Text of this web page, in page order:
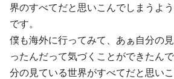
界のすべてだと思いこんでしまうよ
です。
僕も海外に行ってみて、あぁ自分の
ったんだって気づくことができたん
分の見ている世界がすべてだと思い